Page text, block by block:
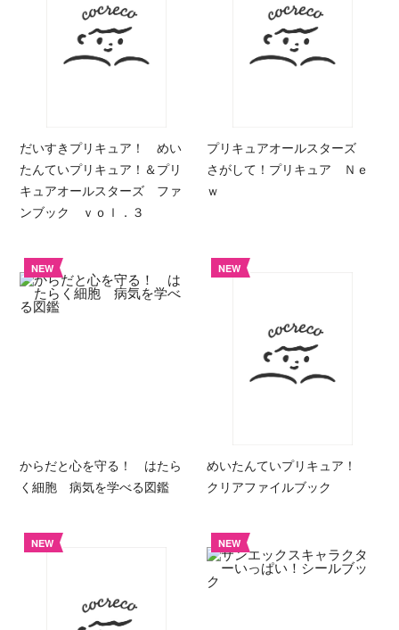
だいすきプリキュア！ めい
たんていプリキュア！＆プリ
キュアオールスターズ ファ
ンブック ｖｏｌ．３
プリキュアオールスターズ
さがして！プリキュア Ｎｅ
ｗ
NEW
からだと心を守る！ はたら
く細胞 病気を学べる図鑑
NEW
めいたんていプリキュア！
クリアファイルブック
NEW NEW